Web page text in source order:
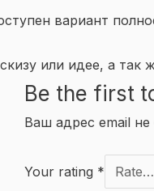
вариант
или идее, а так
Be the first
Ваш адрес email не
Your rating *